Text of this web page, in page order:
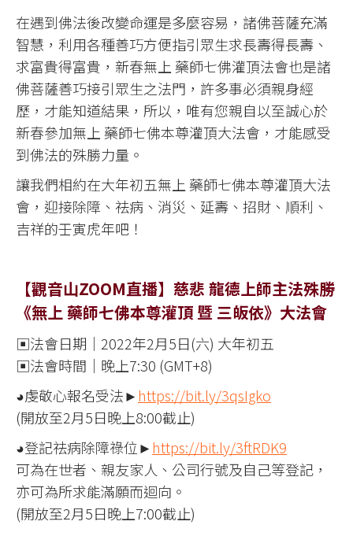
在遇到佛法後改變命運是多麼容易，諸佛菩薩充滿
智慧，利用各種善巧方便指引眾生求長壽得長壽、
求富貴得富貴，新春無上 藥師七佛灌頂法會也是諸
佛菩薩善巧接引眾生之法門，許多事必須親身經
歷，才能知道結果，所以，唯有您親自以至誠心於
新春參加無上 藥師七佛本尊灌頂大法會，才能感受
到佛法的殊勝力量。
讓我們相約在大年初五無上 藥師七佛本尊灌頂大法
會，迎接除障、祛病、消災、延壽、招財、順利、
吉祥的壬寅虎年吧！
【觀音山ZOOM直播】慈悲 龍德上師主法殊勝
《無上 藥師七佛本尊灌頂 暨 三皈依》大法會
▣法會日期｜2022年2月5日(六) 大年初五
▣法會時間｜晚上7:30 (GMT+8)
◕虔敬心報名受法►https://bit.ly/3qsIgko
(開放至2月5日晚上8:00截止)
◕登記祛病除障祿位►https://bit.ly/3ftRDK9
可為在世者、親友家人、公司行號及自己等登記，
亦可為所求能滿願而迴向。
(開放至2月5日晚上7:00截止)